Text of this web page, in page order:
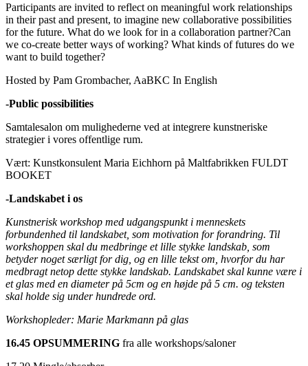
Participants are invited to reflect on meaningful work relationships
in their past and present, to imagine new collaborative possibilities
for the future. What do we look for in a collaboration partner?Can
we co-create better ways of working? What kinds of futures do we
want to build together?
Hosted by Pam Grombacher, AaBKC In English
-Public possibilities
Samtalesalon om mulighederne ved at integrere kunstneriske
strategier i vores offentlige rum.
Vært: Kunstkonsulent Maria Eichhorn på Maltfabrikken FULDT
BOOKET
-Landskabet i os
Kunstnerisk workshop med udgangspunkt i menneskets
forbundenhed til landskabet, som motivation for forandring. Til
workshoppen skal du medbringe et lille stykke landskab, som
betyder noget særligt for dig, og en lille tekst om, hvorfor du har
medbragt netop dette stykke landskab. Landskabet skal kunne være i
et glas med en diameter på 5cm og en højde på 5 cm. og teksten
skal holde sig under hundrede ord.
Workshopleder: Marie Markmann på glas
16.45 OPSUMMERING fra alle workshops/saloner